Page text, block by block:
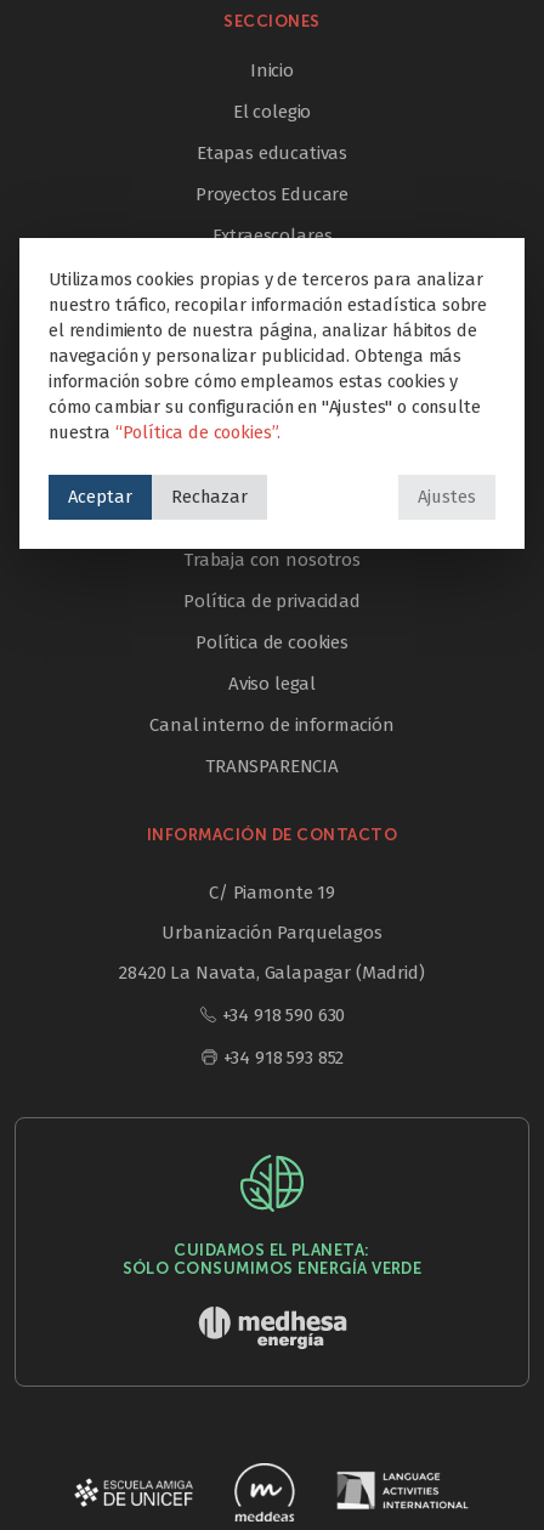
SECCIONES
Inicio
El colegio
Etapas educativas
Proyectos Educare
Extraescolares
Servicios
Innovación
Internacionalización
Noticias
PORTAL DEL EMPLEADO
Trabaja con nosotros
Política de privacidad
Política de cookies
Aviso legal
Canal interno de información
TRANSPARENCIA
INFORMACIÓN DE CONTACTO
C/ Piamonte 19
Urbanización Parquelagos
28420 La Navata, Galapagar (Madrid)
+34 918 590 630
+34 918 593 852
CUIDAMOS EL PLANETA:
SÓLO CONSUMIMOS ENERGÍA VERDE
Utilizamos cookies propias y de terceros para analizar
nuestro tráfico, recopilar información estadística sobre
el rendimiento de nuestra página, analizar hábitos de
navegación y personalizar publicidad. Obtenga más
información sobre cómo empleamos estas cookies y
cómo cambiar su configuración en "Ajustes" o consulte
nuestra “Política de cookies”.
Aceptar Rechazar Ajustes